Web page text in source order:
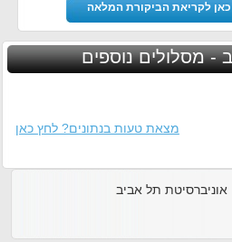
כאן לקריאת הביקורת המלאה
- מסלולים נוספים
מצאת טעות בנתונים? לחץ כאן
אוניברסיטת תל אביב